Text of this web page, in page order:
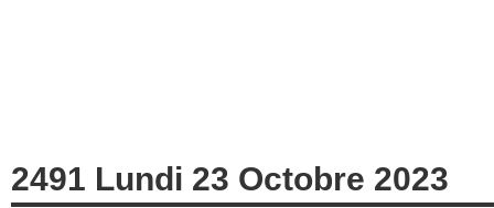
2491 Lundi 23 Octobre 2023